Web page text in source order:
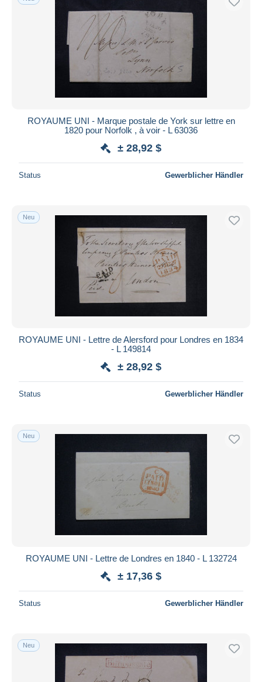
ROYAUME UNI - Marque postale de York sur lettre en
1820 pour Norfolk , à voir - L 63036
± 28,92 $
Status Gewerblicher Händler
Neu
ROYAUME UNI - Lettre de Alersford pour Londres en 1834
- L 149814
± 28,92 $
Status Gewerblicher Händler
Neu
ROYAUME UNI - Lettre de Londres en 1840 - L 132724
± 17,36 $
Status Gewerblicher Händler
Neu